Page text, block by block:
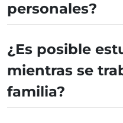
personales?
¿Es posible
mientras se
familia?